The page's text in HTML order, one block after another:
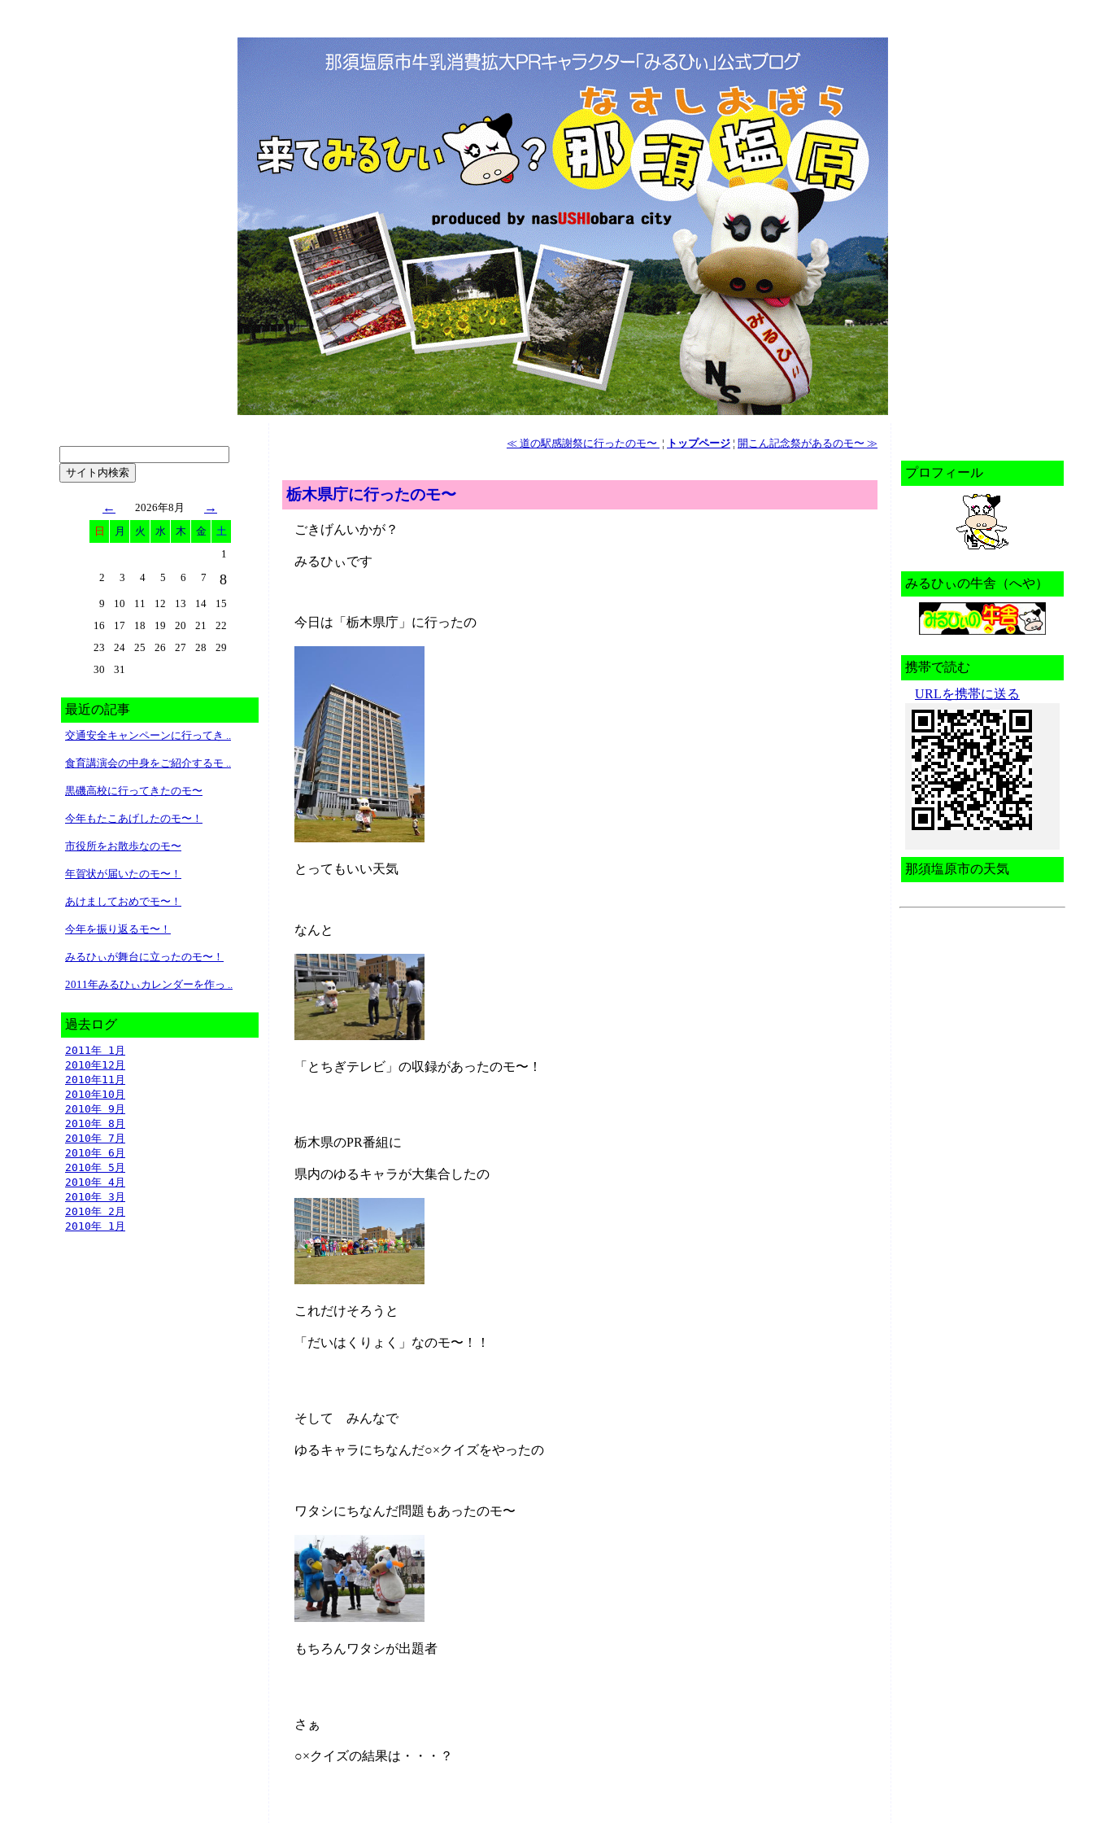
← 2026年8月 →
日 月 火 水 木 金
土
1
2
3 4 5 6 7 8
9 10 11 12 13 14
15
16
17 18 19 20 21
22
23
24 25 26 27 28
29
30
31
最近の記事
交通安全キャンペーンに行ってき ..
食育講演会の中身をご紹介するモ ..
黒磯高校に行ってきたのモ〜
今年もたこあげしたのモ〜！
市役所をお散歩なのモ〜
年賀状が届いたのモ〜！
あけましておめでモ〜！
今年を振り返るモ〜！
みるひぃが舞台に立ったのモ〜！
2011年みるひぃカレンダーを作っ ..
過去ログ
2011年 1月
2010年12月
2010年11月
2010年10月
2010年 9月
2010年 8月
2010年 7月
2010年 6月
2010年 5月
2010年 4月
2010年 3月
2010年 2月
2010年 1月
≪ 道の駅感謝祭に行ったのモ〜 ¦ トップページ ¦ 開こん記念祭があるのモ〜 ≫
栃木県庁に行ったのモ〜
ごきげんいかが？
みるひぃです
今日は「栃木県庁」に行ったの
とってもいい天気
なんと
「とちぎテレビ」の収録があったのモ〜！
栃木県のPR番組に
県内のゆるキャラが大集合したの
これだけそろうと
「だいはくりょく」なのモ〜！！
そして みんなで
ゆるキャラにちなんだ○×クイズをやったの
ワタシにちなんだ問題もあったのモ〜
もちろんワタシが出題者
さぁ
○×クイズの結果は・・・？
プロフィール
みるひぃの牛舎（へや）
携帯で読む
URLを携帯に送る
那須塩原市の天気